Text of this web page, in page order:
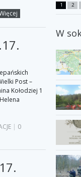
Post –
Kołodziej 1
| 0
1 2
W